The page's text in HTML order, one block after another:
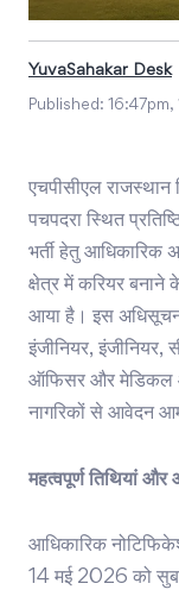
YuvaSahakar Desk
Published: 16:47pm,
एचपीसीएल
पचपदरा स्थित
भर्ती हेतु आधिकारिक
क्षेत्र में करियर
आया है। इस
इंजीनियर, इंजीनियर,
ऑफिसर और मेडिकल
नागरिकों से आवेदन
महत्वपूर्ण तिथियां
आधिकारिक
14 मई 2026 को